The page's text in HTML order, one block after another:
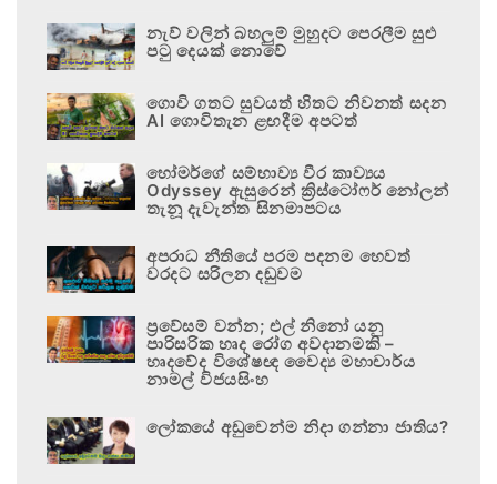
නැව් වලින් බහලුම් මුහුදට පෙරලීම සුළු
පටු දෙයක් නොවේ
ගොවි ගතට සුවයත් හිතට නිවනත් සදන
AI ගොවිතැන ළඟදීම අපටත්
හෝමර්ගේ සම්භාව්‍ය වීර කාව්‍යය
Odyssey ඇසුරෙන් ක්‍රිස්ටෝෆර් නෝලන්
තැනූ දැවැන්ත සිනමාපටය
අපරාධ නීතියේ පරම පදනම හෙවත්
වරදට සරිලන දඬුවම
ප්‍රවේසම් වන්න; එල් නිනෝ යනු
පාරිසරික හෘද රෝග අවදානමකි –
හෘදවේද විශේෂඥ වෛද්‍ය මහාචාර්ය
නාමල් විජයසිංහ
ලෝකයේ අඩුවෙන්ම නිදා ගන්නා ජාතිය?